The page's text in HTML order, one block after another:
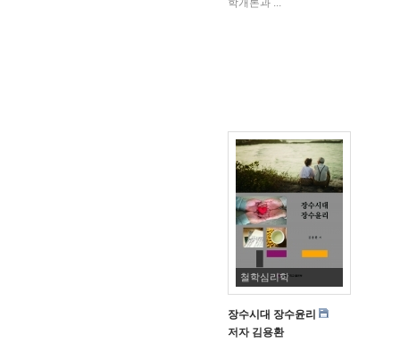
학개론과 ...
철학심리학
장수시대 장수윤리
저자김용환